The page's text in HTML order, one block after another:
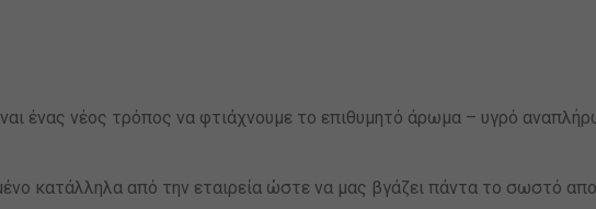
ένας νέος τρόπος να φτιάχνουμε το επιθυμητό άρωμα – υγρό
κατάλληλα από την εταιρεία ώστε να μας βγάζει πάντα το σωστό